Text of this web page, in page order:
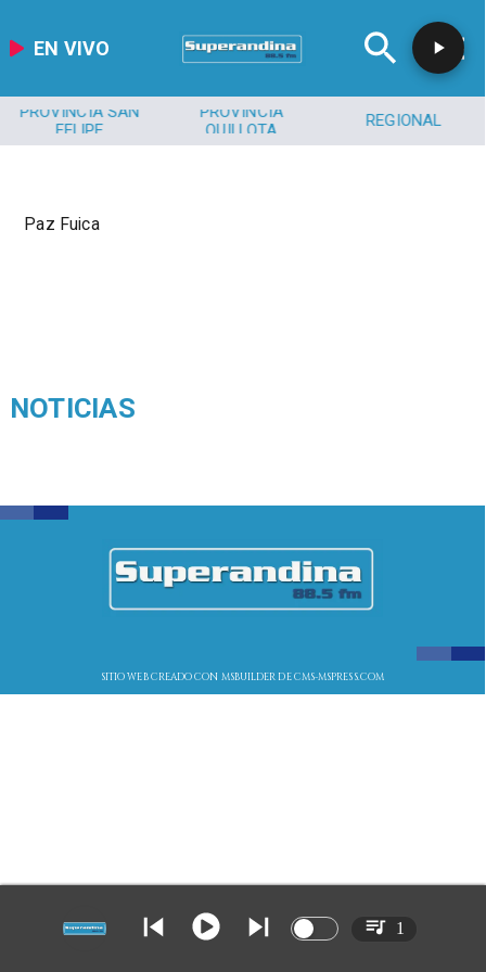
EN VIVO
PROVINCIA SAN
FELIPE
PROVINCIA
QUILLOTA
REGIONAL
Paz Fuica
NOTICIAS
SITIO WEB CREADO CON MSBUILDER DE CMS-MSPRESS.COM
1